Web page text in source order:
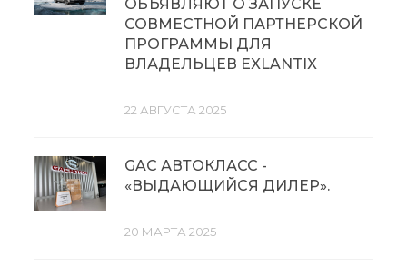
ОБЪЯВЛЯЮТ О ЗАПУСКЕ
СОВМЕСТНОЙ ПАРТНЕРСКОЙ
ПРОГРАММЫ ДЛЯ
ВЛАДЕЛЬЦЕВ EXLANTIX
22 АВГУСТА 2025
GAC АВТОКЛАСС -
«ВЫДАЮЩИЙСЯ ДИЛЕР».
20 МАРТА 2025